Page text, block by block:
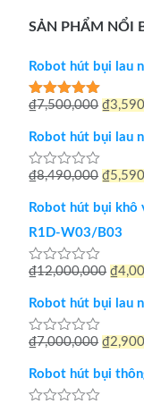
SẢN PHẨM NỔI
Robot hút bụi lau
Được xếp
5 sao
₫7,500,000 Giá
gốc
₫
Robot hút bụi lau
Được
hạng
5
sao
₫8,490,000 Giá
gốc
là:
₫
Robot hút bụi khô
R1D-W03/B03
Được
hạng
5
sao
₫12,000,000 Giá
gốc
₫
Robot hút bụi lau
Được
hạng
5
₫7,000,000 Giá
gốc
₫
Robot hút bụi